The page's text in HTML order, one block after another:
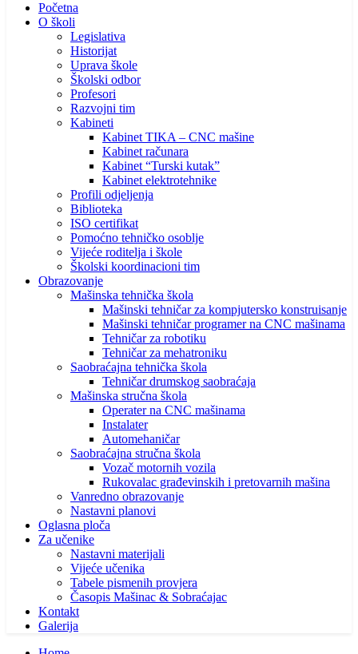
Početna
O školi
Legislativa
Historijat
Uprava škole
Školski odbor
Profesori
Razvojni tim
Kabineti
Kabinet TIKA – CNC mašine
Kabinet računara
Kabinet “Turski kutak”
Kabinet elektrotehnike
Profili odjeljenja
Biblioteka
ISO certifikat
Pomoćno tehničko osoblje
Vijeće roditelja i škole
Školski koordinacioni tim
Obrazovanje
Mašinska tehnička škola
Mašinski tehničar za kompjutersko konstruisanje
Mašinski tehničar programer na CNC mašinama
Tehničar za robotiku
Tehničar za mehatroniku
Saobraćajna tehnička škola
Tehničar drumskog saobraćaja
Mašinska stručna škola
Operater na CNC mašinama
Instalater
Automehaničar
Saobraćajna stručna škola
Vozač motornih vozila
Rukovalac građevinskih i pretovarnih mašina
Vanredno obrazovanje
Nastavni planovi
Oglasna ploča
Za učenike
Nastavni materijali
Vijeće učenika
Tabele pismenih provjera
Časopis Mašinac & Sobraćajac
Kontakt
Galerija